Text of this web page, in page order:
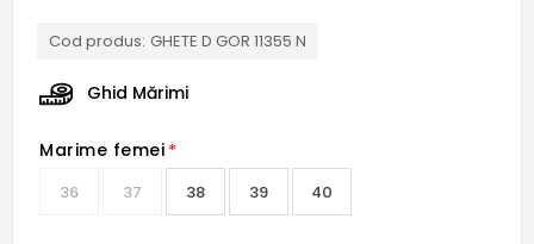
Cod produs: GHETE D GOR 11355 N
Ghid Mărimi
Marime femei *
36 37 38 39 40